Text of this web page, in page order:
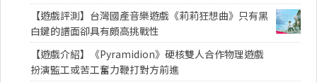
【遊戲評測】台灣國產音樂遊戲《莉莉狂想曲》只有黑
白鍵的譜面卻具有頗高挑戰性
【遊戲介紹】《Pyramidion》硬核雙人合作物理遊戲
扮演監工或苦工奮力鞭打對方前進